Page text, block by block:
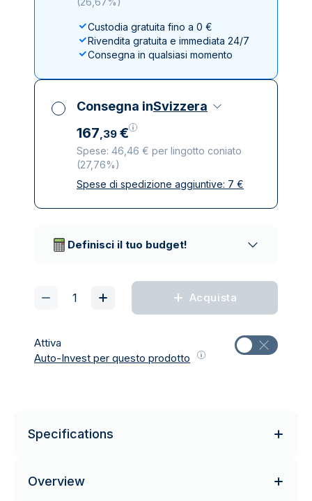
Custodia gratuita fino a 0 €
Rivendita gratuita e immediata 24/7
Consegna in qualsiasi momento
Consegna inSvizzera
167,39 €
Spese: 46,46 € per lingotto coniato
(27,76%)
Tutte le tasse incluse
Spese di spedizione aggiuntive: 7 €
Definisci il tuo budget!
Acquista
Attiva
Auto-Invest per questo prodotto
Specifications
Overview